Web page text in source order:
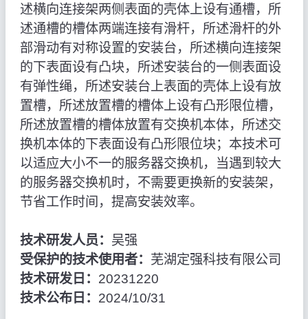
述横向连接架两侧表面的壳体上设有通槽，所
述通槽的槽体两端连接有滑杆，所述滑杆的外
部滑动有对称设置的安装台，所述横向连接架
的下表面设有凸块，所述安装台的一侧表面设
有弹性绳，所述安装台上表面的壳体上设有放
置槽，所述放置槽的槽体上设有凸形限位槽，
所述放置槽的槽体放置有交换机本体，所述交
换机本体的下表面设有凸形限位块；本技术可
以适应大小不一的服务器交换机，当遇到较大
的服务器交换机时，不需要更换新的安装架，
节省工作时间，提高安装效率。
技术研发人员： 吴强
受保护的技术使用者： 芜湖定强科技有限公司
技术研发日： 20231220
技术公布日： 2024/10/31